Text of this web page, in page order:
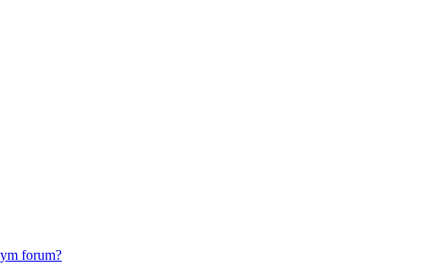
forum?